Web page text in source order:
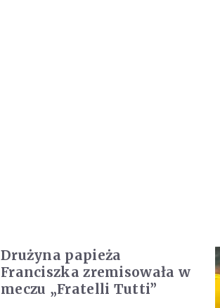
Drużyna papieża
Franciszka zremisowała w
meczu „Fratelli Tutti”